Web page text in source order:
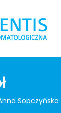
Sobczyńska